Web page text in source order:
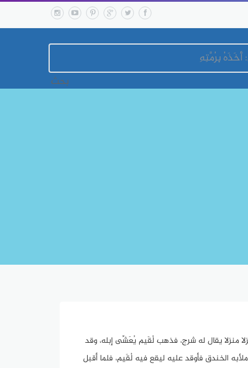
منزلا يقال له شرج، فذهب لُقَيم يُعَشِّى إبله، وقد
الخندق فأوقد عليه ليقع فيه لُقَيم، فلما أقبل